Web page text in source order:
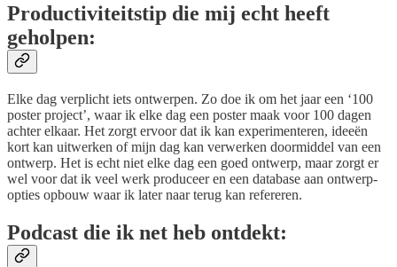
Productiviteitstip die mij echt heeft
geholpen:
Elke dag verplicht iets ontwerpen. Zo doe ik om het jaar een ‘100
poster project’, waar ik elke dag een poster maak voor 100 dagen
achter elkaar. Het zorgt ervoor dat ik kan experimenteren, ideeën
kort kan uitwerken of mijn dag kan verwerken doormiddel van een
ontwerp. Het is echt niet elke dag een goed ontwerp, maar zorgt er
wel voor dat ik veel werk produceer en een database aan ontwerp-
opties opbouw waar ik later naar terug kan refereren.
Podcast die ik net heb ontdekt: